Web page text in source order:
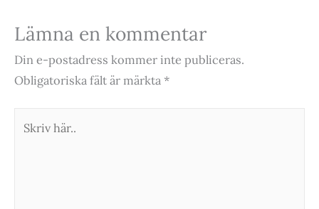
Lämna en kommentar
Din e-postadress kommer inte publiceras.
Obligatoriska fält är märkta *